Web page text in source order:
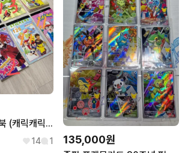
고전문구 스티커북 (캐릭캐릭체인지 케로로 카트라이더 유희왕 포켓몬 등)
14 1 135,000원